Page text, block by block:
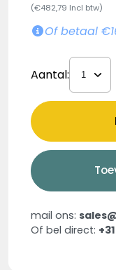
(€482,79 Incl btw)
Of betaal
Aantal:
mail ons:
Of bel direct: